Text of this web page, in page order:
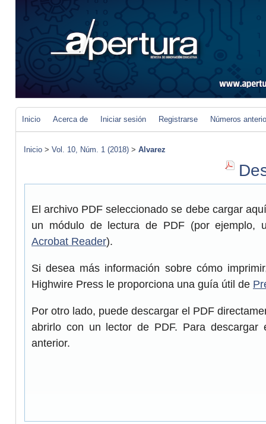
Inicio Acerca de Iniciar sesión Registrarse Números
Inicio > Vol. 10, Núm. 1 (2018) > Alvarez
El archivo PDF seleccionado se debe cargar
un módulo de lectura de PDF (por ejemplo,
Acrobat Reader).
Si desea más información sobre cómo
Highwire Press le proporciona una guía útil de
Por otro lado, puede descargar el PDF
abrirlo con un lector de PDF. Para
anterior.